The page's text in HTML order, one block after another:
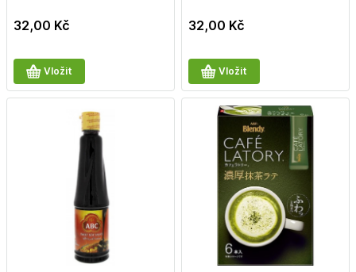
32,00 Kč
Vložit
32,00 Kč
Vložit